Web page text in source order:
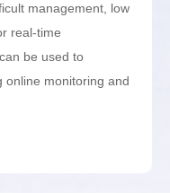
management, low
real-time
be used to
online monitoring and